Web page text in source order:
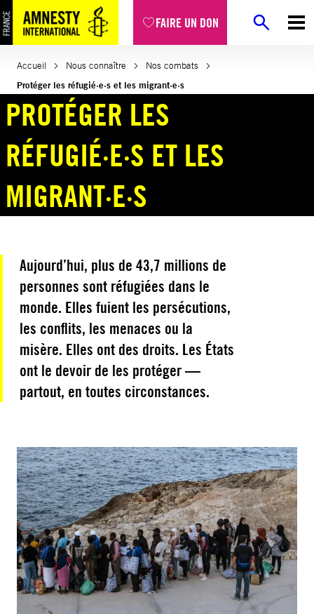
FAIRE UN DON
Aller
au
contenu
Accueil Nous connaître
Nos combats
Protéger les réfugié·e·s et les migrant·e·s
PROTÉGER LES
RÉFUGIÉ·E·S ET LES
MIGRANT·E·S
Aujourd’hui, plus de 43,7 millions de
personnes sont réfugiées dans le
monde. Elles fuient les persécutions,
les conflits, les menaces ou la
misère. Elles ont des droits. Les États
ont le devoir de les protéger —
partout, en toutes circonstances.